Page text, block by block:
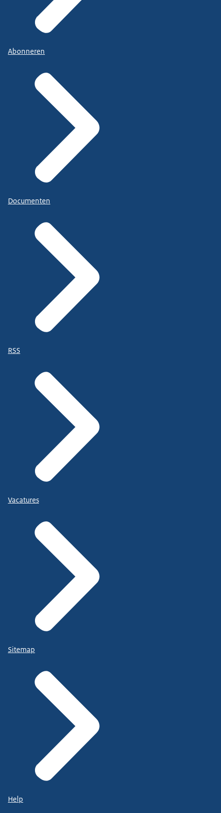
Abonneren
Documenten
RSS
Vacatures
Sitemap
Help